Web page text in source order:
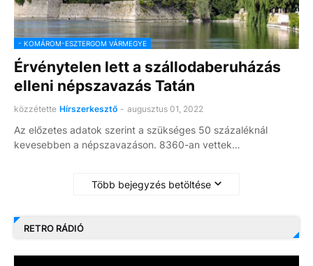
- KOMÁROM-ESZTERGOM VÁRMEGYE
Érvénytelen lett a szállodaberuházás
elleni népszavazás Tatán
közzétette Hírszerkesztő - augusztus 01, 2022
Az előzetes adatok szerint a szükséges 50 százaléknál
kevesebben a népszavazáson. 8360-an vettek…
Több bejegyzés betöltése
RETRO RÁDIÓ